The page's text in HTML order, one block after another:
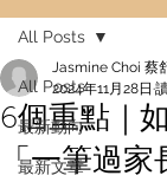
All Posts
最新動向
最新文章
All Posts
6個重點｜
「一筆過家
Jasmine Choi 蔡
2024年11月28日